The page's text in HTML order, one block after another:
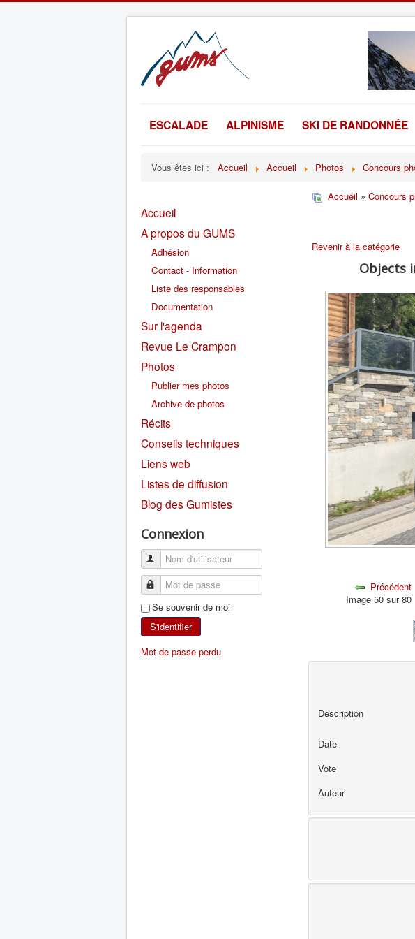
ESCALADE ALPINISME SKI DE RANDONNÉE
Vous êtes ici : Accueil Accueil Photos Concours
Accueil
A propos du GUMS
Adhésion
Contact - Information
Liste des responsables
Documentation
Sur l'agenda
Revue Le Crampon
Photos
Publier mes photos
Archive de photos
Récits
Conseils techniques
Liens web
Listes de diffusion
Blog des Gumistes
Connexion
Se souvenir de moi
S'identifier
Mot de passe perdu
Accueil » Concours
Revenir à la catégorie
Objects
Précédent
Image 50 sur 80
Description
Date
Vote
Auteur